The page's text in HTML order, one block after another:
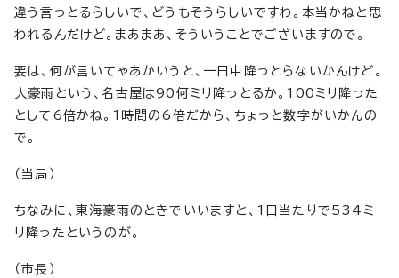
違う言っとるらしいで、どうもそうらしいですわ。本当かねと思
われるんだけど。まあまあ、そういうことでございますので。
要は、何が言いてゃあかいうと、一日中降っとらないかんけど。
大豪雨という、名古屋は90何ミリ降っとるか。100ミリ降った
として6倍かね。1時間の6倍だから、ちょっと数字がいかんの
で。
（当局）
ちなみに、東海豪雨のときでいいますと、1日当たりで534ミ
リ降ったというのが。
（市長）